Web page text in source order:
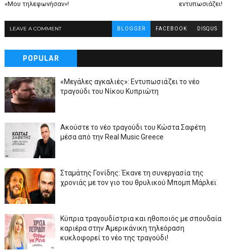
εντυπωσιάζει!
«Μου τηλεφωνήσαν»!
LEAVE A COMMENT BLOGGER FACEBOOK DISQUS
POPULAR
«Μεγάλες αγκαλιές»: Εντυπωσιάζει το νέο
τραγούδι του Νίκου Κυπριώτη
Ακούστε το νέο τραγούδι του Κώστα Σαφέτη
μέσα από την Real Music Greece
Σταμάτης Γονίδης: Έκανε τη συνεργασία της
χρονιάς με τον γιο του θρυλικού Μπομπ Μάρλεϊ
Κύπρια τραγουδίστρια και ηθοποιός με σπουδαία
καριέρα στην Αμερικάνικη τηλεόραση
κυκλοφορεί το νέο της τραγούδι!